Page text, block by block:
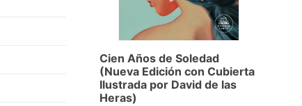
Cien Años de Soledad
(Nueva Edición con Cubierta
Ilustrada por David de las
Heras)